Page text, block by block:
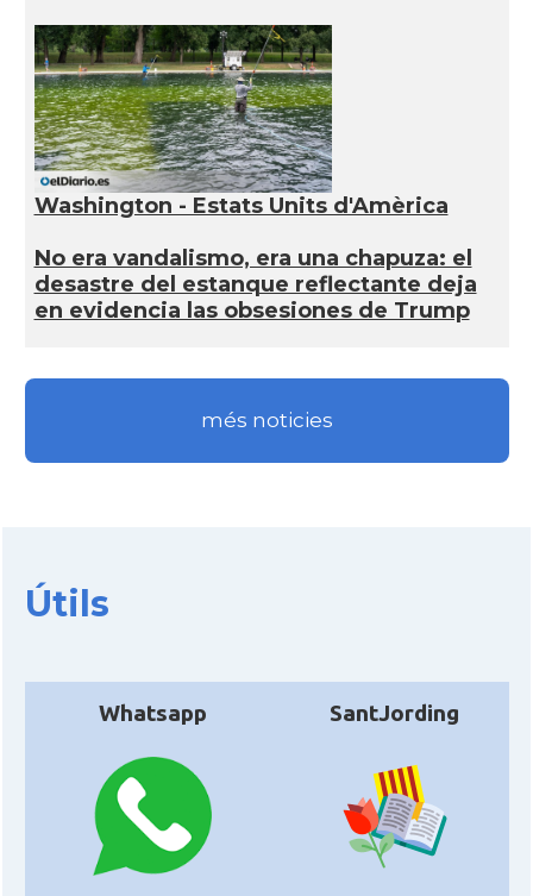
Washington - Estats Units d'Amèrica
No era vandalismo, era una chapuza: el
desastre del estanque reflectante deja
en evidencia las obsesiones de Trump
més noticies
Útils
Whatsapp SantJording